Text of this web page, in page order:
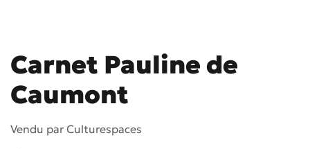
Carnet Pauline de
Caumont
Vendu par Culturespaces